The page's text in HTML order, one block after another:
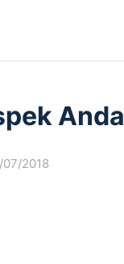
Anda
07/2018